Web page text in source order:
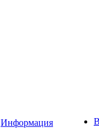
Информация